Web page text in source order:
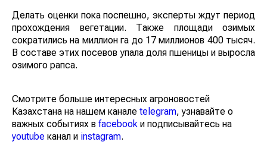
Делать оценки пока поспешно, эксперты ждут период
прохождения вегетации. Также площади озимых
сократились на миллион га до 17 миллионов 400
тысяч. В составе этих посевов упала доля пшеницы и
выросла озимого рапса.
Смотрите больше интересных агроновостей
Казахстана на нашем каналеtelegram , узнавайте о
важных событиях вfacebook и подписывайтесь на
youtube канал иinstagram